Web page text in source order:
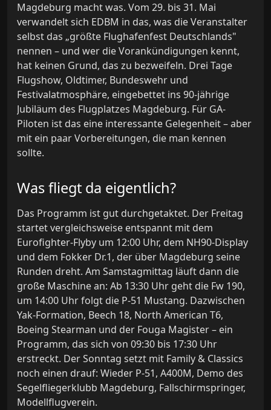
Magdeburg macht was. Vom 29. bis 31. Mai
verwandelt sich EDBM in das, was die Veranstalter
selbst das „größte Flughafenfest Deutschlands"
nennen – und wer die Vorankündigungen kennt,
hat keinen Grund, das zu bezweifeln. Drei Tage
Flugshow, Oldtimer, Bundeswehr und
Festivalatmosphäre, eingebettet ins 90-jährige
Jubiläum des Flugplatzes Magdeburg. Für GA-
Piloten ist das eine interessante Gelegenheit – aber
mit ein paar Vorbereitungen, die man kennen
sollte.
Was fliegt da eigentlich?
Das Programm ist gut durchgetaktet. Der Freitag
startet vergleichsweise entspannt mit dem
Eurofighter-Flyby um 12:00 Uhr, dem NH90-Display
und dem Fokker Dr.1, der über Magdeburg seine
Runden dreht. Am Samstagmittag läuft dann die
große Maschine an: Ab 13:30 Uhr geht die Fw 190,
um 14:00 Uhr folgt die P-51 Mustang. Dazwischen
Yak-Formation, Beech 18, North American T6,
Boeing Stearman und der Fouga Magister – ein
Programm, das sich von 09:30 bis 17:30 Uhr
erstreckt. Der Sonntag setzt mit Family & Classics
noch einen drauf: Wieder P-51, A400M, Demo des
Segelfliegerklubb Magdeburg, Fallschirmspringer,
Modellflugverein.